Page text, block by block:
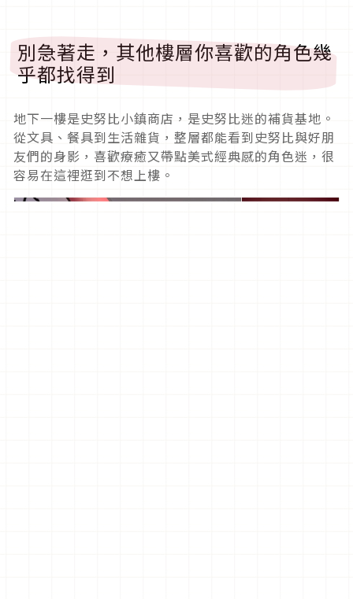
別急著走，其他樓層你喜歡的角色幾
乎都找得到
地下一樓是史努比小鎮商店，是史努比迷的補貨基地。
從文具、餐具到生活雜貨，整層都能看到史努比與好朋
友們的身影，喜歡療癒又帶點美式經典感的角色迷，很
容易在這裡逛到不想上樓。